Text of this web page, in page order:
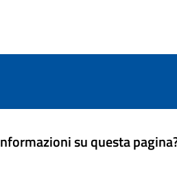
su questa